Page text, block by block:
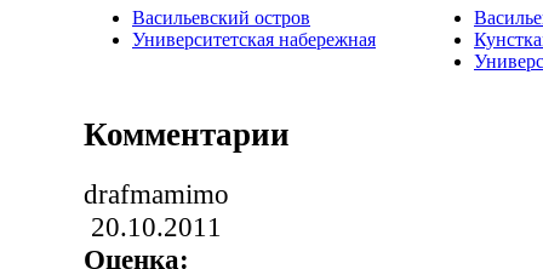
Васильевский остров
Университетская набережная
Комментарии
drafmamimo
20.10.2011
Оценка: